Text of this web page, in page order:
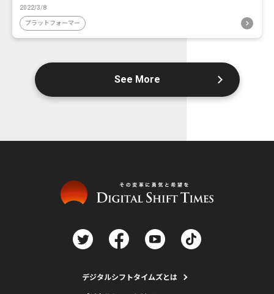
2022/3/8
プラットフォーマー
See More
デジタルシフトタイムズとは